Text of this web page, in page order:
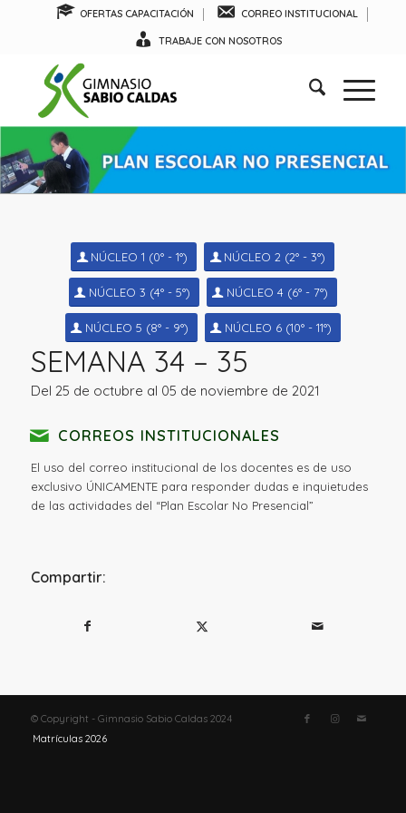
OFERTAS CAPACITACIÓN CORREO INSTITUCIONAL
TRABAJE CON NOSOTROS
NÚCLEO 1 (0° - 1°) NÚCLEO 2 (2° - 3°)
NÚCLEO 3 (4° - 5°) NÚCLEO 4 (6° - 7°)
NÚCLEO 5 (8° - 9°) NÚCLEO 6 (10° - 11°)
SEMANA 34 – 35
Del 25 de octubre al 05 de noviembre de 2021
CORREOS INSTITUCIONALES
El uso del correo institucional de los docentes es de uso
exclusivo ÚNICAMENTE para responder dudas e inquietudes
de las actividades del “Plan Escolar No Presencial”
Compartir:
© Copyright - Gimnasio Sabio Caldas 2024
Matrículas 2026